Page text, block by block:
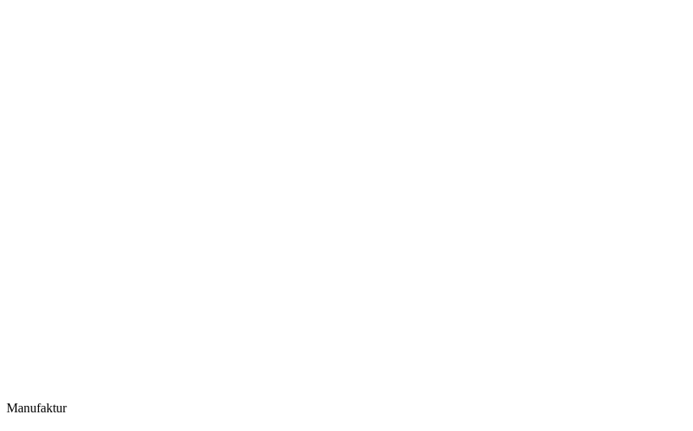
Manufaktur